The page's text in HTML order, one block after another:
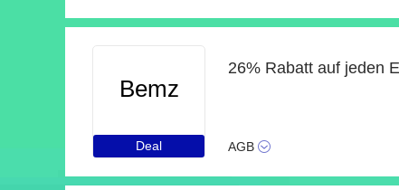
Bemz
Deal
26% Rabatt auf jeden
AGB